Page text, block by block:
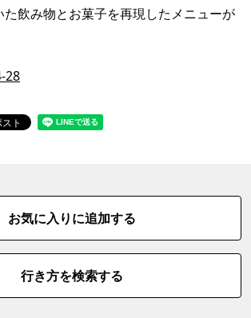
飲み物とお菓子を再現したメニューが
28
お気に入りに追加する
行き方を検索する